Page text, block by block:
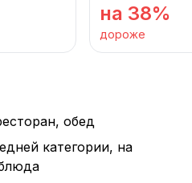
на 38%
дороже
обед
категории, на